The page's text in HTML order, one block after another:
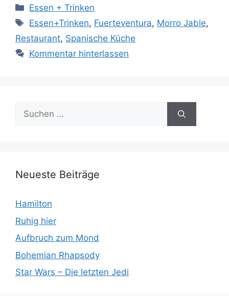
Kategorien
Essen + Trinken
Schlagwörter
Essen+Trinken, Fuerteventura, Morro Jable,
Restaurant, Spanische Küche
Kommentar hinterlassen
Suchen
nach:
Neueste Beiträge
Hamilton
Ruhig hier
Aufbruch zum Mond
Bohemian Rhapsody
Star Wars – Die letzten Jedi